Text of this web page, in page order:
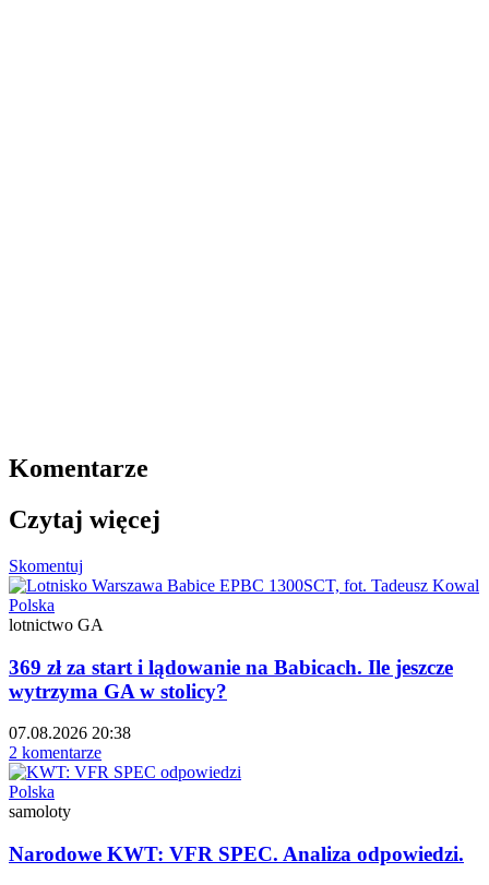
Komentarze
Czytaj więcej
Skomentuj
Polska
lotnictwo GA
369 zł za start i lądowanie na Babicach. Ile jeszcze
wytrzyma GA w stolicy?
07.08.2026 20:38
2 komentarze
Polska
samoloty
Narodowe KWT: VFR SPEC. Analiza odpowiedzi.